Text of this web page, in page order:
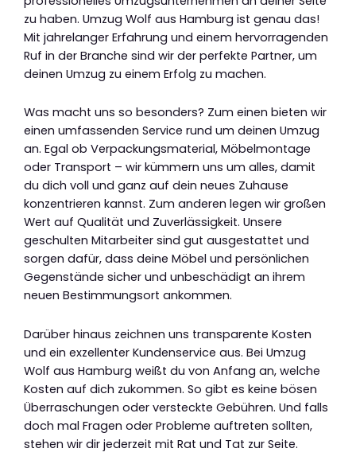
zu haben. Umzug Wolf aus Hamburg ist genau das!
Mit jahrelanger Erfahrung und einem hervorragenden
Ruf in der Branche sind wir der perfekte Partner, um
deinen Umzug zu einem Erfolg zu machen.
Was macht uns so besonders? Zum einen bieten wir
einen umfassenden Service rund um deinen Umzug
an. Egal ob Verpackungsmaterial, Möbelmontage
oder Transport – wir kümmern uns um alles, damit
du dich voll und ganz auf dein neues Zuhause
konzentrieren kannst. Zum anderen legen wir großen
Wert auf Qualität und Zuverlässigkeit. Unsere
geschulten Mitarbeiter sind gut ausgestattet und
sorgen dafür, dass deine Möbel und persönlichen
Gegenstände sicher und unbeschädigt an ihrem
neuen Bestimmungsort ankommen.
Darüber hinaus zeichnen uns transparente Kosten
und ein exzellenter Kundenservice aus. Bei Umzug
Wolf aus Hamburg weißt du von Anfang an, welche
Kosten auf dich zukommen. So gibt es keine bösen
Überraschungen oder versteckte Gebühren. Und falls
doch mal Fragen oder Probleme auftreten sollten,
stehen wir dir jederzeit mit Rat und Tat zur Seite.